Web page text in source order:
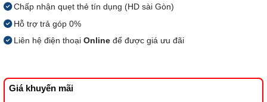
Chấp nhận quẹt thẻ tín dụng (HD sài Gòn)
Hỗ trợ trả góp 0%
Liên hệ điện thoại Onlineđể được giá ưu đãi
Giá khuyến mãi